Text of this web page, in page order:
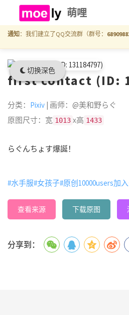
切换深色
萌哩
通知 ：我们建立了QQ交流群（群号：
first contact (ID:
分类： Pixiv | 画师：@美和野らぐ
原图尺寸：宽 1013 x高 1433
らぐんちょす爆誕！
#水手服#女孩子#原创10000users加
查看来源 下载原图
分享到：